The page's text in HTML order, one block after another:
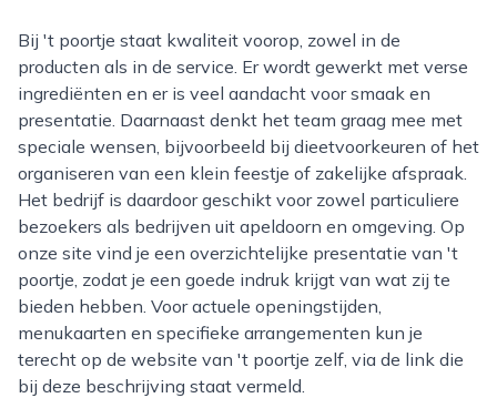
Bij 't poortje staat kwaliteit voorop, zowel in de
producten als in de service. Er wordt gewerkt met verse
ingrediënten en er is veel aandacht voor smaak en
presentatie. Daarnaast denkt het team graag mee met
speciale wensen, bijvoorbeeld bij dieetvoorkeuren of het
organiseren van een klein feestje of zakelijke afspraak.
Het bedrijf is daardoor geschikt voor zowel particuliere
bezoekers als bedrijven uit apeldoorn en omgeving. Op
onze site vind je een overzichtelijke presentatie van 't
poortje, zodat je een goede indruk krijgt van wat zij te
bieden hebben. Voor actuele openingstijden,
menukaarten en specifieke arrangementen kun je
terecht op de website van 't poortje zelf, via de link die
bij deze beschrijving staat vermeld.